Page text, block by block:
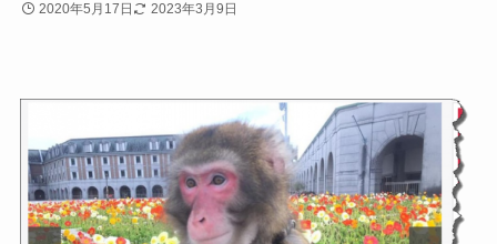
2020年5月17日 2023年3月9日